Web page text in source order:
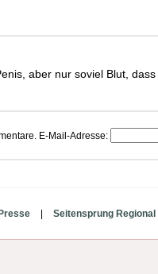
aber nur soviel Blut,
E-Mail-Adresse:
Presse Seitensprung Regional